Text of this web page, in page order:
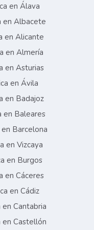
en Álava
en Albacete
en Alicante
en Almería
en Asturias
en Ávila
en Badajoz
en Baleares
Barcelona
en Vizcaya
en Burgos
en Cáceres
en Cádiz
Cantabria
en Castellón